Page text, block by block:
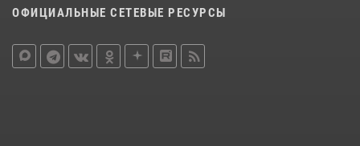
ОФИЦИАЛЬНЫЕ СЕТЕВЫЕ РЕСУРСЫ